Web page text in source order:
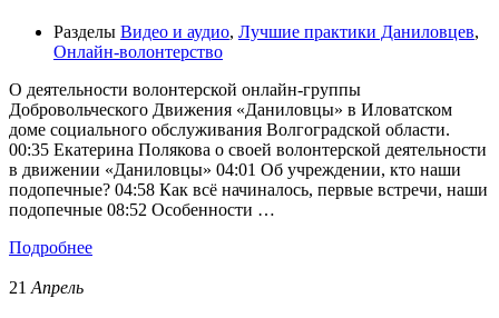
Разделы Видео и аудио, Лучшие практики Даниловцев,
Онлайн-волонтерство
О деятельности волонтерской онлайн-группы
Добровольческого Движения «Даниловцы» в Иловатском
доме социального обслуживания Волгоградской области.
00:35 Екатерина Полякова о своей волонтерской деятельности
в движении «Даниловцы» 04:01 Об учреждении, кто наши
подопечные? 04:58 Как всё начиналось, первые встречи, наши
подопечные 08:52 Особенности …
Подробнее
21 Апрель